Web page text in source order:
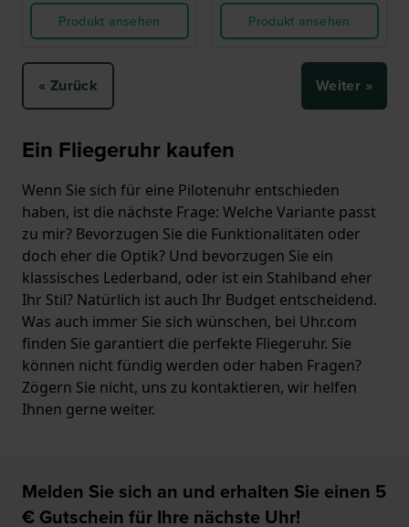
Produkt ansehen
Produkt ansehen
« Zurück Weiter »
Ein Fliegeruhr kaufen
Wenn Sie sich für eine Pilotenuhr entschieden
haben, ist die nächste Frage: Welche Variante passt
zu mir? Bevorzugen Sie die Funktionalitäten oder
doch eher die Optik? Und bevorzugen Sie ein
klassisches Lederband, oder ist ein Stahlband eher
Ihr Stil? Natürlich ist auch Ihr Budget entscheidend.
Was auch immer Sie sich wünschen, bei Uhr.com
finden Sie garantiert die perfekte Fliegeruhr. Sie
können nicht fündig werden oder haben Fragen?
Zögern Sie nicht, uns zu kontaktieren, wir helfen
Ihnen gerne weiter.
Melden Sie sich an und erhalten Sie einen 5
€ Gutschein für Ihre nächste Uhr!